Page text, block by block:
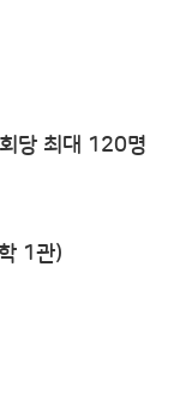
당 최대 120명
1관)